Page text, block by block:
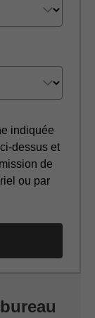
indiquée
dessus et
de
ou par